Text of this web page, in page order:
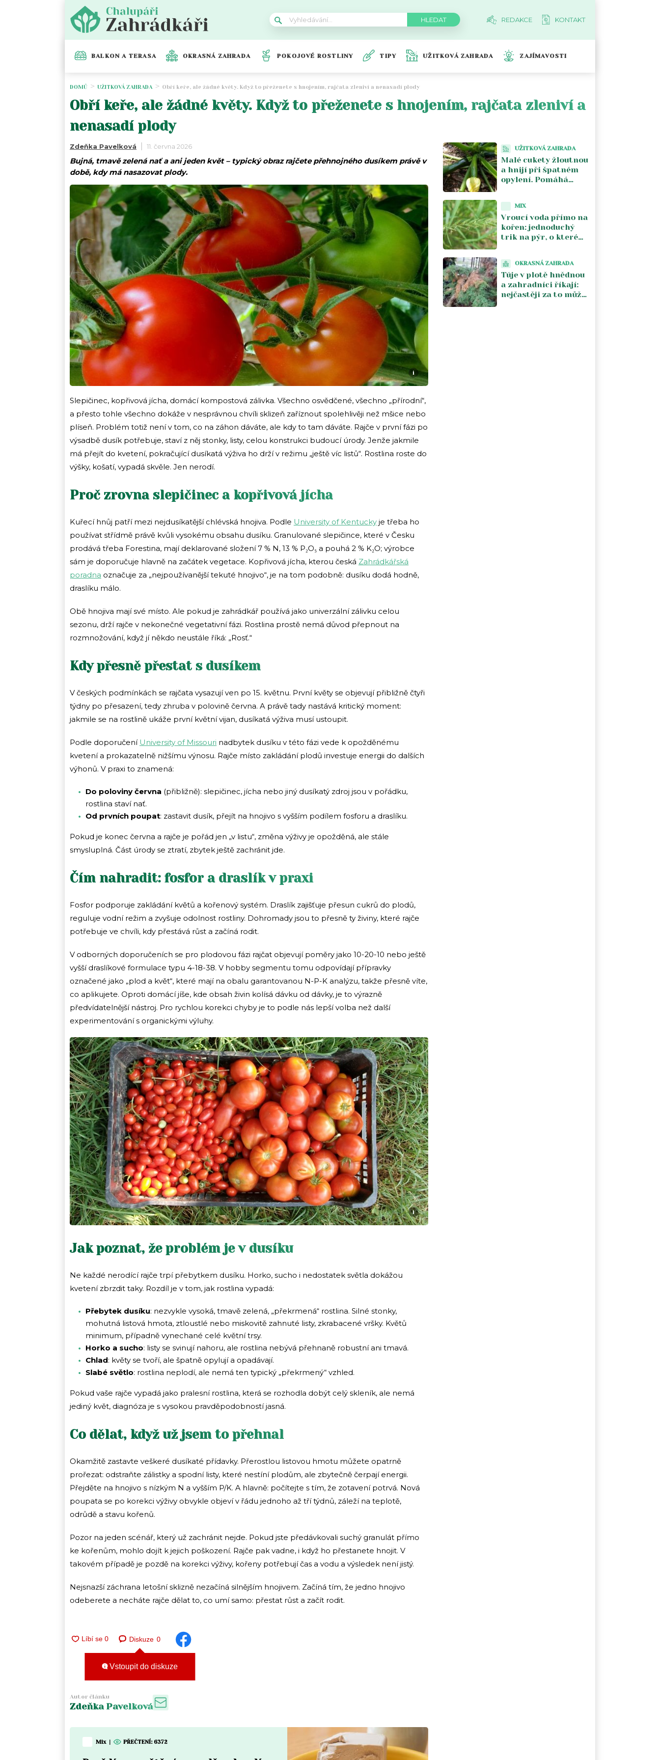
REDAKCE KONTAKT
BALKON A TERASA OKRASNÁ ZAHRADA POKOJOVÉ ROSTLINY TIPY UŽITKOVÁ ZAHRADA ZAJÍMAVOSTI
DOMŮ UŽITKOVÁ ZAHRADA Obří keře, ale žádné květy. Když to přeženete s hnojením, rajčata zleniví a nenasadí plody
Obří keře, ale žádné květy. Když to přeženete s hnojením, rajčata zleniví a
nenasadí plody
Zdeňka Pavelková 11. června 2026
Bujná, tmavě zelená nať a ani jeden květ – typický obraz rajčete přehnojného dusíkem právě v
době, kdy má nasazovat plody.
i
Slepičinec, kopřivová jícha, domácí kompostová zálivka. Všechno osvědčené, všechno „přírodní“,
a přesto tohle všechno dokáže v nesprávnou chvíli sklizeň zaříznout spolehlivěji než mšice nebo
plíseň. Problém totiž není v tom, co na záhon dáváte, ale kdy to tam dáváte. Rajče v první fázi po
výsadbě dusík potřebuje, staví z něj stonky, listy, celou konstrukci budoucí úrody. Jenže jakmile
má přejít do kvetení, pokračující dusíkatá výživa ho drží v režimu „ještě víc listů“. Rostlina roste do
výšky, košatí, vypadá skvěle. Jen nerodí.
Proč zrovna slepičinec a kopřivová jícha
Kuřecí hnůj patří mezi nejdusíkatější chlévská hnojiva. Podle University of Kentucky je třeba ho
používat střídmě právě kvůli vysokému obsahu dusíku. Granulované slepičince, které v Česku
prodává třeba Forestina, mají deklarované složení 7 % N, 13 % P₂O₅ a pouhá 2 % K₂O; výrobce
sám je doporučuje hlavně na začátek vegetace. Kopřivová jícha, kterou česká Zahrádkářská
poradna označuje za „nejpoužívanější tekuté hnojivo“, je na tom podobně: dusíku dodá hodně,
draslíku málo.
Obě hnojiva mají své místo. Ale pokud je zahrádkář používá jako univerzální zálivku celou
sezonu, drží rajče v nekonečné vegetativní fázi. Rostlina prostě nemá důvod přepnout na
rozmnožování, když jí někdo neustále říká: „Rosť.“
Kdy přesně přestat s dusíkem
V českých podmínkách se rajčata vysazují ven po 15. květnu. První květy se objevují přibližně čtyři
týdny po přesazení, tedy zhruba v polovině června. A právě tady nastává kritický moment:
jakmile se na rostlině ukáže první květní vijan, dusíkatá výživa musí ustoupit.
Podle doporučení University of Missouri nadbytek dusíku v této fázi vede k opožděnému
kvetení a prokazatelně nižšímu výnosu. Rajče místo zakládání plodů investuje energii do dalších
výhonů. V praxi to znamená:
Do poloviny června (přibližně): slepičinec, jícha nebo jiný dusíkatý zdroj jsou v pořádku,
rostlina staví nať.
Od prvních poupat: zastavit dusík, přejít na hnojivo s vyšším podílem fosforu a draslíku.
Pokud je konec června a rajče je pořád jen „v listu“, změna výživy je opožděná, ale stále
smysluplná. Část úrody se ztratí, zbytek ještě zachránit jde.
Čím nahradit: fosfor a draslík v praxi
Fosfor podporuje zakládání květů a kořenový systém. Draslík zajišťuje přesun cukrů do plodů,
reguluje vodní režim a zvyšuje odolnost rostliny. Dohromady jsou to přesně ty živiny, které rajče
potřebuje ve chvíli, kdy přestává růst a začíná rodit.
V odborných doporučeních se pro plodovou fázi rajčat objevují poměry jako 10-20-10 nebo ještě
vyšší draslíkové formulace typu 4-18-38. V hobby segmentu tomu odpovídají přípravky
označené jako „plod a květ“, které mají na obalu garantovanou N-P-K analýzu, takže přesně víte,
co aplikujete. Oproti domácí jíše, kde obsah živin kolísá dávku od dávky, je to výrazně
předvídatelnější nástroj. Pro rychlou korekci chyby je to podle nás lepší volba než další
experimentování s organickými výluhy.
i
Jak poznat, že problém je v dusíku
Ne každé nerodící rajče trpí přebytkem dusíku. Horko, sucho i nedostatek světla dokážou
kvetení zbrzdit taky. Rozdíl je v tom, jak rostlina vypadá:
Přebytek dusíku: nezvykle vysoká, tmavě zelená, „překrmená“ rostlina. Silné stonky,
mohutná listová hmota, ztloustlé nebo miskovitě zahnuté listy, zkrabacené vršky. Květů
minimum, případně vynechané celé květní trsy.
Horko a sucho: listy se svinují nahoru, ale rostlina nebývá přehnaně robustní ani tmavá.
Chlad: květy se tvoří, ale špatně opylují a opadávají.
Slabé světlo: rostlina neplodí, ale nemá ten typický „překrmený“ vzhled.
Pokud vaše rajče vypadá jako pralesní rostlina, která se rozhodla dobýt celý skleník, ale nemá
jediný květ, diagnóza je s vysokou pravděpodobností jasná.
Co dělat, když už jsem to přehnal
Okamžitě zastavte veškeré dusíkaté přídavky. Přerostlou listovou hmotu můžete opatrně
prořezat: odstraňte zálistky a spodní listy, které nestíní plodům, ale zbytečně čerpají energii.
Přejděte na hnojivo s nízkým N a vyšším P/K. A hlavně: počítejte s tím, že zotavení potrvá. Nová
poupata se po korekci výživy obvykle objeví v řádu jednoho až tří týdnů, záleží na teplotě,
odrůdě a stavu kořenů.
Pozor na jeden scénář, který už zachránit nejde. Pokud jste předávkovali suchý granulát přímo
ke kořenům, mohlo dojít k jejich poškození. Rajče pak vadne, i když ho přestanete hnojit. V
takovém případě je pozdě na korekci výživy, kořeny potřebují čas a vodu a výsledek není jistý.
Nejsnazší záchrana letošní sklizně nezačíná silnějším hnojivem. Začíná tím, že jedno hnojivo
odeberete a necháte rajče dělat to, co umí samo: přestat růst a začít rodit.
Diskuze 0
Vstoupit do diskuze
Autor článku
Zdeňka Pavelková
Mix | PŘEČTENÍ: 6372
UŽITKOVÁ ZAHRADA
Malé cukety žloutnou
a hnijí při špatném
opylení. Pomáhá
MIX
Vroucí voda přímo na
kořen: jednoduchý
trik na pýr, o kterém
týdneOKRASNÁ ZAHRADA
Túje v plotě hnědnou
a zahradníci říkají:
nejčastěji za to může